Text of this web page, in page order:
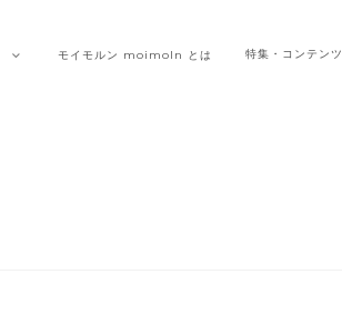
モイモルン moimoln とは 特集・ コンテンツ